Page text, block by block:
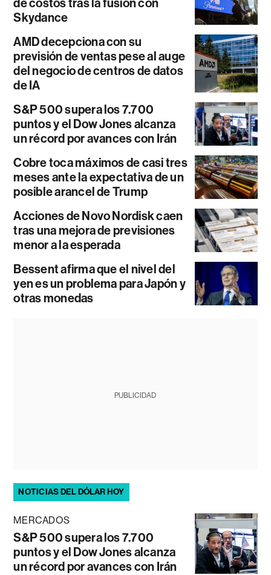
de costos tras la fusión con
Skydance
AMD decepciona con su
previsión de ventas pese al auge
del negocio de centros de datos
de IA
S&P 500 supera los 7.700
puntos y el Dow Jones alcanza
un récord por avances con Irán
Cobre toca máximos de casi tres
meses ante la expectativa de un
posible arancel de Trump
Acciones de Novo Nordisk caen
tras una mejora de previsiones
menor a la esperada
Bessent afirma que el nivel del
yen es un problema para Japón y
otras monedas
PUBLICIDAD
NOTICIAS DEL DÓLAR HOY
MERCADOS
S&P 500 supera los 7.700
puntos y el Dow Jones alcanza
un récord por avances con Irán